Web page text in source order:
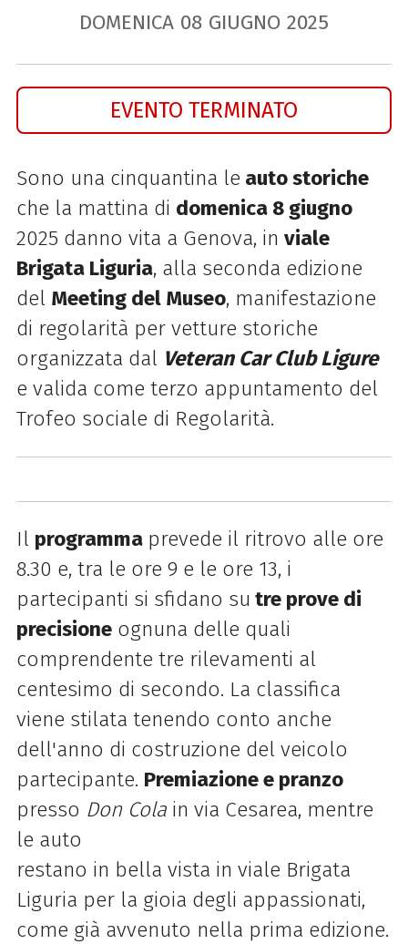
DOMENICA 08 GIUGNO 2025
EVENTO TERMINATO
Sono una cinquantina le auto storiche
che la mattina di domenica 8 giugno
2025 danno vita a Genova, in viale
Brigata Liguria, alla seconda edizione
del Meeting del Museo, manifestazione
di regolarità per vetture storiche
organizzata dal Veteran Car Club Ligure
e valida come terzo appuntamento del
Trofeo sociale di Regolarità.
Il programma prevede il ritrovo alle ore
8.30 e, tra le ore 9 e le ore 13, i
partecipanti si sfidano su tre prove di
precisioneognuna delle quali
comprendente tre rilevamenti al
centesimo di secondo. La classifica
viene stilata tenendo conto anche
dell'anno di costruzione del veicolo
partecipante. Premiazione e pranzo
presso Don Colain via Cesarea, mentre
le auto
restano in bella vista in viale Brigata
Liguria per la gioia degli appassionati,
come già avvenuto nella prima edizione.